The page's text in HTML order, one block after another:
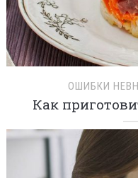
ОШИБКИ
Как